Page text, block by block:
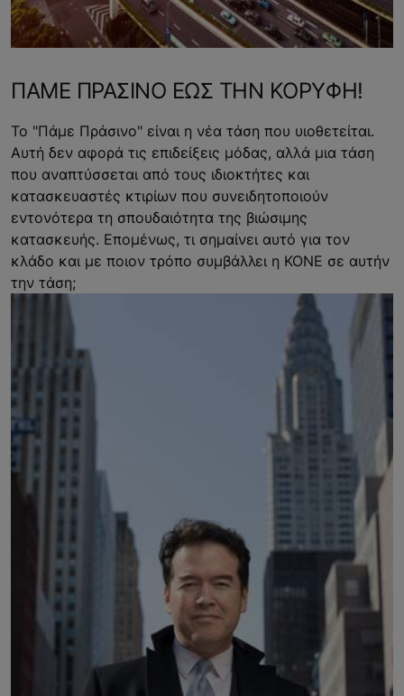
ΠΑΜΕ ΠΡΑΣΙΝΟ ΕΩΣ ΤΗΝ ΚΟΡΥΦΗ!
Το "Πάμε Πράσινο" είναι η νέα τάση που υιοθετείται.
Αυτή δεν αφορά τις επιδείξεις μόδας, αλλά μια τάση
που αναπτύσσεται από τους ιδιοκτήτες και
κατασκευαστές κτιρίων που συνειδητοποιούν
εντονότερα τη σπουδαιότητα της βιώσιμης
κατασκευής. Επομένως, τι σημαίνει αυτό για τον
κλάδο και με ποιον τρόπο συμβάλλει η KONE σε αυτήν
την τάση;